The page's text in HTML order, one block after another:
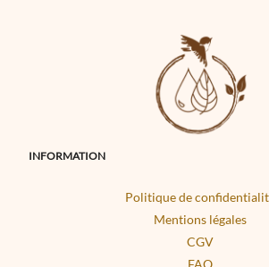
INFORMATION
Politique de
Mentions légales
CGV
FAQ